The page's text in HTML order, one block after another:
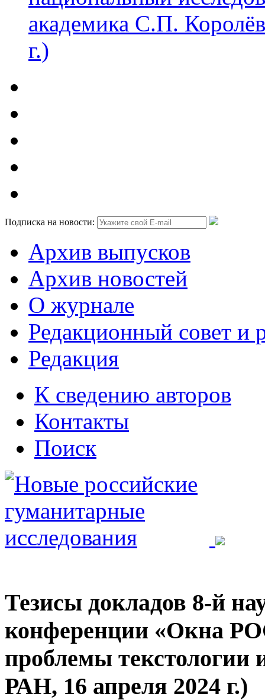
академика С.П.
г.)
Подписка на новости:
Архив выпусков
Архив новостей
О журнале
Редакционный совет и
Редакция
К сведению авторов
Контакты
Поиск
Тезисы докладов 8-й
конференции «Окна
проблемы
РАН, 16 апреля 2024 г.)